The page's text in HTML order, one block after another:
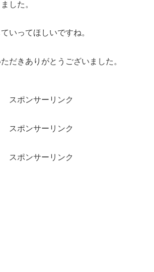
した。
いってほしいですね。
だきありがとうございました。
スポンサーリンク
スポンサーリンク
スポンサーリンク